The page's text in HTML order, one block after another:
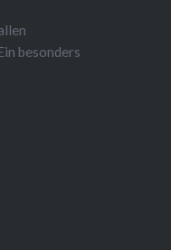
besonders